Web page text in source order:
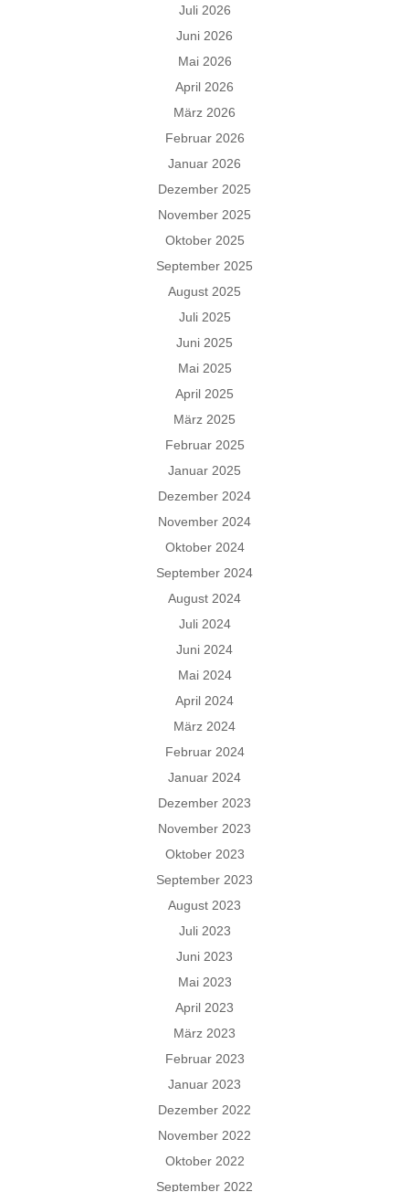
Juli 2026
Juni 2026
Mai 2026
April 2026
März 2026
Februar 2026
Januar 2026
Dezember 2025
November 2025
Oktober 2025
September 2025
August 2025
Juli 2025
Juni 2025
Mai 2025
April 2025
März 2025
Februar 2025
Januar 2025
Dezember 2024
November 2024
Oktober 2024
September 2024
August 2024
Juli 2024
Juni 2024
Mai 2024
April 2024
März 2024
Februar 2024
Januar 2024
Dezember 2023
November 2023
Oktober 2023
September 2023
August 2023
Juli 2023
Juni 2023
Mai 2023
April 2023
März 2023
Februar 2023
Januar 2023
Dezember 2022
November 2022
Oktober 2022
September 2022